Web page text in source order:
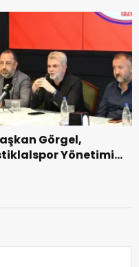
Görgel,
Yönetimi